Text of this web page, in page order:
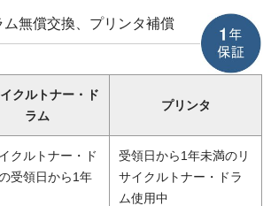
ム無償交換、プリンタ補償
クルトナー・ド
ラム
プリンタ
クルトナー・ド
受領日から1年
受領日から1年未満のリ
サイクルトナー・ドラ
ム使用中